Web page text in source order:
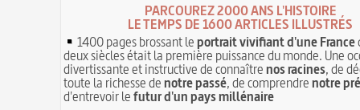
PARCOUREZ 2000 ANS L'HISTOIRE
LE TEMPS DE 1600 ARTICLES ILLUSTRÉS
1400 pages brossant leportrait vivifiant d'une France
deux siècles était la première puissance du monde. Une
divertissante et instructive de connaîtrenos racines, de
toute la richesse denotre passé, de comprendrenotre
d'entrevoir lefutur d'un pays millénaire